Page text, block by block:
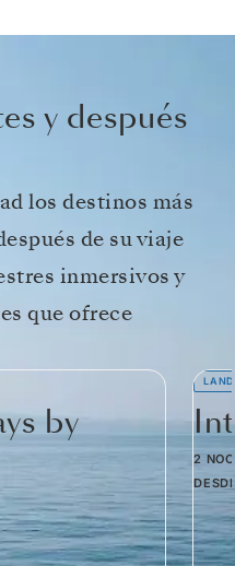
y después
los destinos más
de su viaje
inmersivos y
que ofrece
by
2